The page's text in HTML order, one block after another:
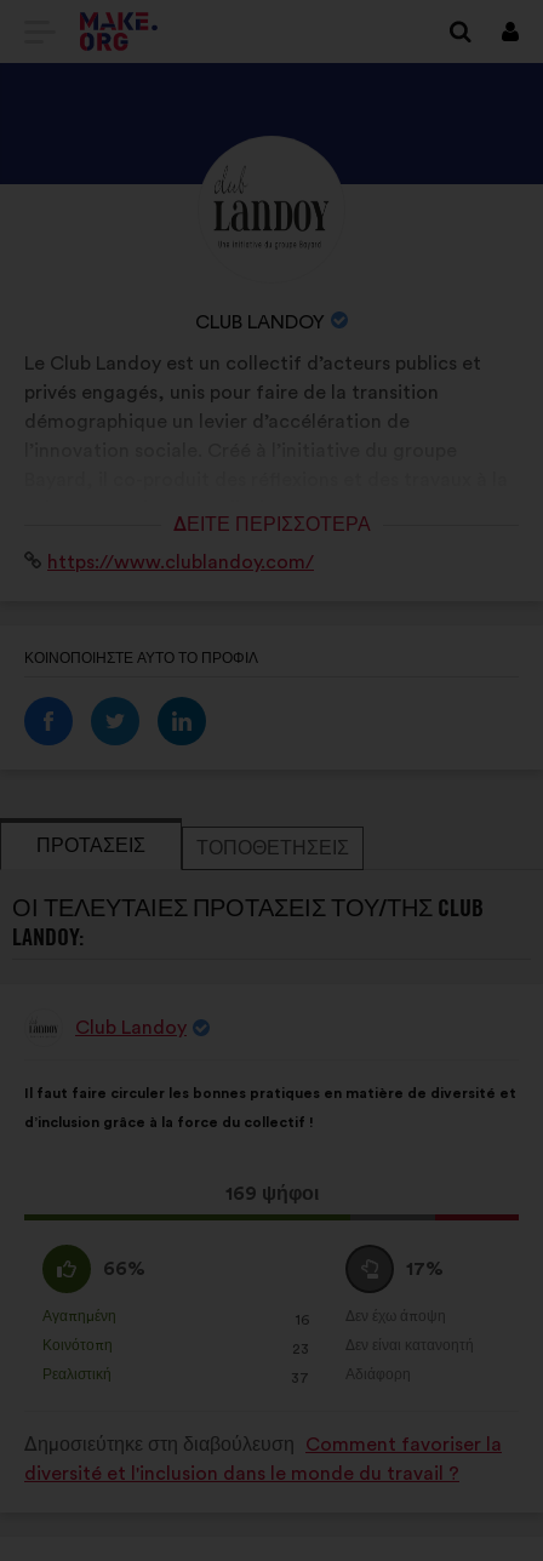
ΜΕΤΆΒΑΣΗ
ΣΕΛΊΔΑ
ΑΝΑΚΑΛΎΨΤΕ
ΤΟ
ΤΟΥ/
ΤΗΣ
CLUB
LANDOY
ΟΝΟΜΑΣΊΑ
ΟΡΓΆΝΩΣΗΣ:
CLUB LANDOY
Βιογραφικό
σημείωμα:
Le Club Landoy est un collectif d’acteurs publics et
privés engagés, unis pour faire de la transition
démographique un levier d’accélération de
ΔΕΊΤΕ ΠΕΡΙΣΣΌΤΕΡΑ
Ιστότοπος:
https://www.clublandoy.com/
ΚΟΙΝΟΠΟΙΉΣΤΕ ΑΥΤΌ ΤΟ ΠΡΟΦΊΛ
ΠΡΟΤΆΣΕΙΣ ΤΟΠΟΘΕΤΉΣΕΙΣ
ΟΙ ΤΕΛΕΥΤΑΊΕΣ ΠΡΟΤΆΣΕΙΣ ΤΟΥ/ΤΗΣ CLUB
LANDOY:
ΠρότασηClub Landoy
της
πρότασης:
Il faut faire circuler les bonnes pratiques en matière de diversité et
d’inclusion grâce à la force du collectif !
Η
πρόταση
169 ψήφοι
κατανομή:
Συμφωνώ
:
66%
ως
εξής:
Αγαπημένη
: 16
φορές
Κοινότοπη
: 23
φορές
Ρεαλιστική
: 37
φορές
Ουδέτερη
ψήφος
:
17%
ως
εξής:
Δεν έχω άποψη
:φορές
Δεν είναι κατανοητή
:φορές
Αδιάφορη
φορές
Δημοσιεύτηκε στη διαβούλευση
Comment favoriser la
diversité et l'inclusion dans le monde du travail ?